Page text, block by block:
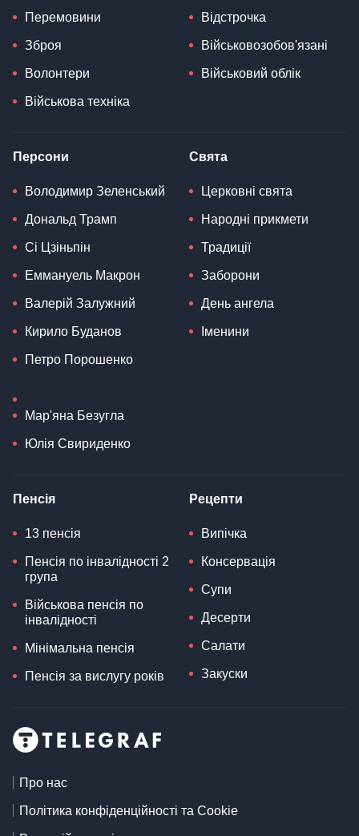
Перемовини
Зброя
Волонтери
Військова техніка
Відстрочка
Військовозобов'язані
Військовий облік
Персони
Володимир Зеленський
Дональд Трамп
Сі Цзіньпін
Еммануель Макрон
Валерій Залужний
Кирило Буданов
Петро Порошенко
Мар'яна Безугла
Юлія Свириденко
Свята
Церковні свята
Народні прикмети
Традиції
Заборони
День ангела
Іменини
Пенсія
13 пенсія
Пенсія по інвалідності 2
група
Військова пенсія по
інвалідності
Мінімальна пенсія
Пенсія за вислугу років
Рецепти
Випічка
Консервація
Супи
Десерти
Салати
Закуски
Про нас
Політика конфіденційності та Cookie